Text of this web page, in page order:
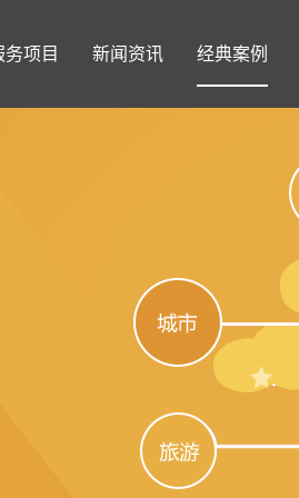
务项目 新闻资讯 经典案例